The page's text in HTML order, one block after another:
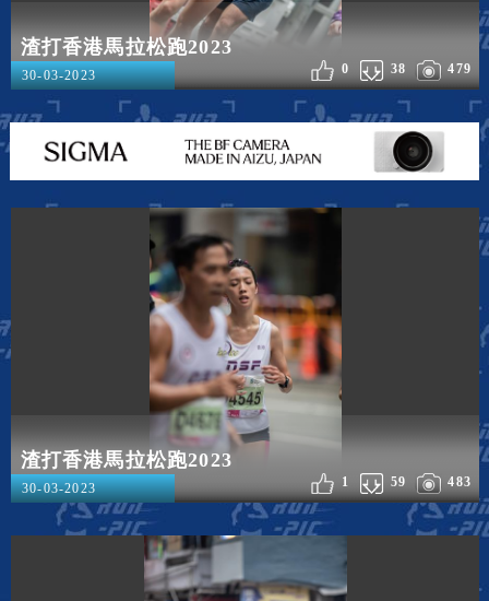
渣打香港馬拉松跑2023
479
38
0
30-03-2023
渣打香港馬拉松跑2023
483
59
1
30-03-2023